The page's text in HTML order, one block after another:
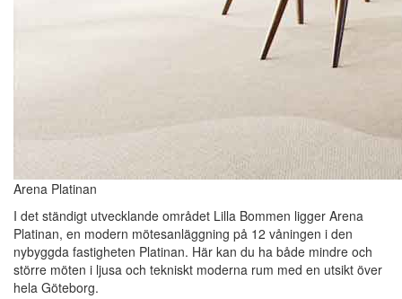
Arena Platinan
I det ständigt utvecklande området Lilla Bommen ligger Arena
Platinan, en modern mötesanläggning på 12 våningen i den
nybyggda fastigheten Platinan. Här kan du ha både mindre och
större möten i ljusa och tekniskt moderna rum med en utsikt över
hela Göteborg.